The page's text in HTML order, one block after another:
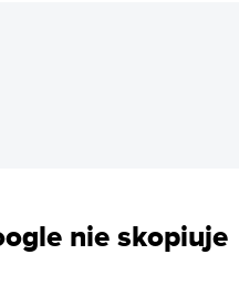
nie skopiuje